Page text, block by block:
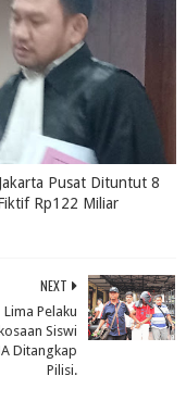
Pusat Dituntut 8
Rp122 Miliar
NEXT
Lima Pelaku
Siswi
Ditangkap
Pilisi.